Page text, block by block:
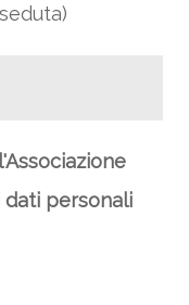
personali